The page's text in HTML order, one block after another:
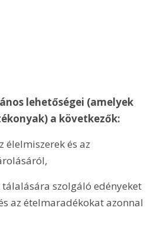
lehetőségei (amelyek
a következők:
élelmiszerek és az
tálalására szolgáló edényeket
az ételmaradékokat azonnal